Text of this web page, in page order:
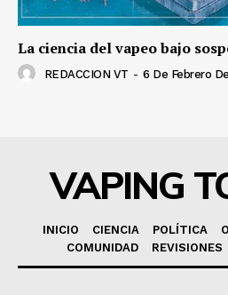
La ciencia del vapeo bajo
REDACCION VT - 6 De Febrero
VAPING
INICIO CIENCIA POLÍTICA
COMUNIDAD
REVISIONES